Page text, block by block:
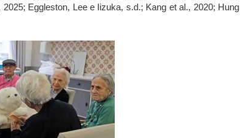
Eggleston, Lee e Iizuka, s.d.; Kang et al., 2020; Hung